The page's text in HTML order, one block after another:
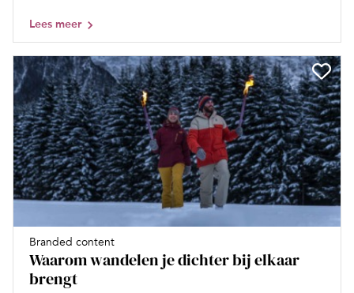
Lees meer
Branded content
Waarom wandelen je dichter bij elkaar
brengt